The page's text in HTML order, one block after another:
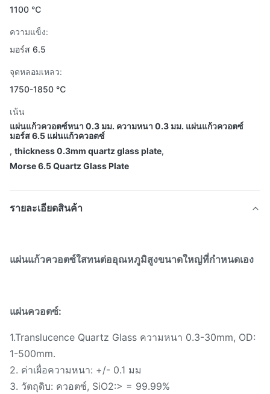
1100 ℃
ความแข็ง:
มอร์ส 6.5
จุดหลอมเหลว:
1750-1850 ℃
เน้น
แผ่นแก้วควอตซ์หนา 0.3 มม. ความหนา 0.3 มม. แผ่นแก้วควอตซ์
มอร์ส 6.5 แผ่นแก้วควอตซ์
, thickness 0.3mm quartz glass plate,
Morse 6.5 Quartz Glass Plate
รายละเอียดสินค้า
แผ่นแก้วควอตซ์ใสทนต่ออุณหภูมิสูงขนาดใหญ่ที่กำหนดเอง
แผ่นควอตซ์:
1.Translucence Quartz Glass ความหนา 0.3-30mm, OD:
1-500mm.
2. ค่าเผื่อความหนา: +/- 0.1 มม
3. วัตถุดิบ: ควอตซ์, SiO2:> = 99.99%